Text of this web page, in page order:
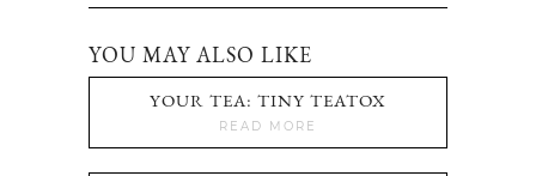
YOU MAY ALSO LIKE
YOUR TEA: TINY TEATOX
READ MORE